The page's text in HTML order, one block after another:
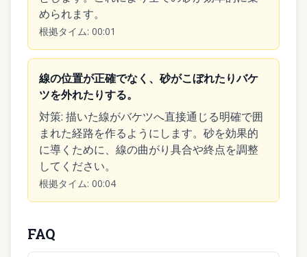
められます。
根拠タイム: 00:01
線の位置が正確でなく、砂がこぼれたりバケ
ツを外れたりする。
対策: 描いた線がバケツへ直接通じる明確で囲
まれた経路を作るようにします。砂を効果的
に導くために、線の曲がり具合や終点を調整
してください。
根拠タイム: 00:04
FAQ